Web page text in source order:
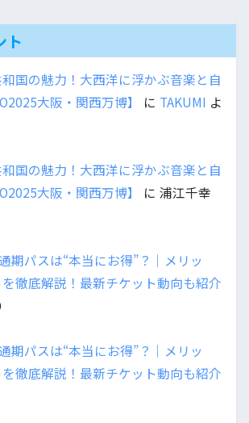
ト
国の魅力！大西洋に浮かぶ音楽と自
大阪・関西万博】
に TAKUMI よ
国の魅力！大西洋に浮かぶ音楽と自
大阪・関西万博】
に 浦江千幸
通期パスは“本当にお得”？｜メリッ
徹底解説！最新チケット動向も紹介
通期パスは“本当にお得”？｜メリッ
徹底解説！最新チケット動向も紹介